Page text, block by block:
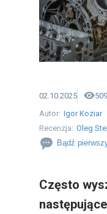
02.10.2025
Autor: Igor Koziar
Recenzja: Oleg
Bądź
Często